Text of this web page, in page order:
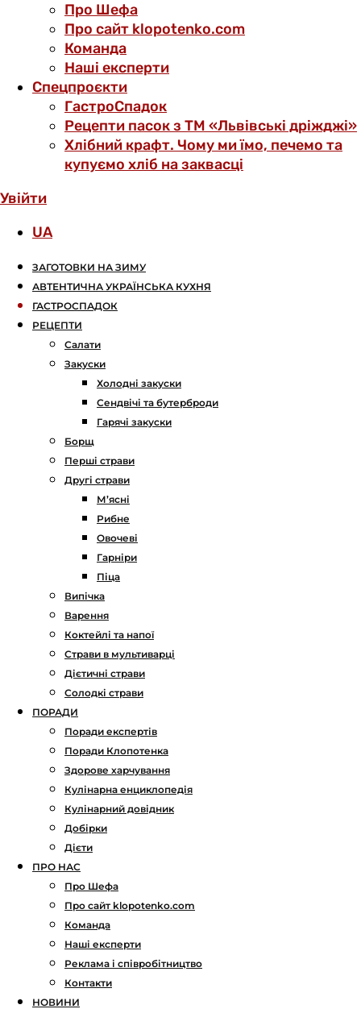
Про Шефа
Про сайт klopotenko.com
Команда
Наші експерти
Спецпроєкти
ГастроСпадок
Рецепти пасок з ТМ «Львівські дріжджі»
Хлібний крафт. Чому ми їмо, печемо та
купуємо хліб на заквасці
Увійти
UA
ЗАГОТОВКИ НА ЗИМУ
АВТЕНТИЧНА УКРАЇНСЬКА КУХНЯ
ГАСТРОСПАДОК
РЕЦЕПТИ
Салати
Закуски
Холодні закуски
Сендвічі та бутерброди
Гарячі закуски
Борщ
Перші страви
Другі страви
М’ясні
Рибне
Овочеві
Гарніри
Піца
Випічка
Варення
Коктейлі та напої
Страви в мультиварці
Дієтичні страви
Солодкі страви
ПОРАДИ
Поради експертів
Поради Клопотенка
Здорове харчування
Кулінарна енциклопедія
Кулінарний довідник
Добірки
Дієти
ПРО НАС
Про Шефа
Про сайт klopotenko.com
Команда
Наші експерти
Реклама і співробітництво
Контакти
НОВИНИ